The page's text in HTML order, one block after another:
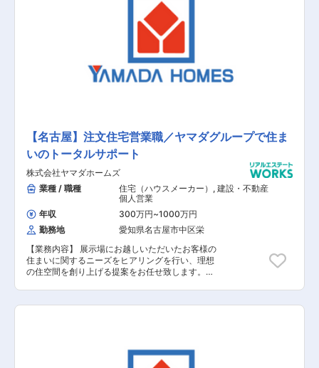
様目線 を大事にした営業を行っていただくことが
削減し業務効率化に努めています。 【成約率につ
いて】 ■OB顧客からの成約率は約75％、新規顧
客は30％とな っており、平均では50％程度で
ーや22時完全パソコンシャットダウンなど、働き
方改善に取り組んでいます。 ■また店舗を密集さ
せ、担当エリアを限定することで移動時間を削減
し、残業時間平均27時間/月を実現しています。
【名古屋】注文住宅営業職／ヤマダグループで住ま
いのトータルサポート
株式会社ヤマダホームズ
業種 / 職種
住宅（ハウスメーカー） , 建設・不動産
個人営業
年収
300万円~1000万円
勤務地
愛知県名古屋市中区栄
【業務内容】 展示場にお越しいただいたお客様の
住まいに関するニーズをヒアリングを行い、理想
の住空間を創り上げる提案をお任せ致します。土
す。 【具体的な業務内容】 ■展示場へお越しい
の調査 ■契約関連の事務作業 ■引き渡し後のアフ